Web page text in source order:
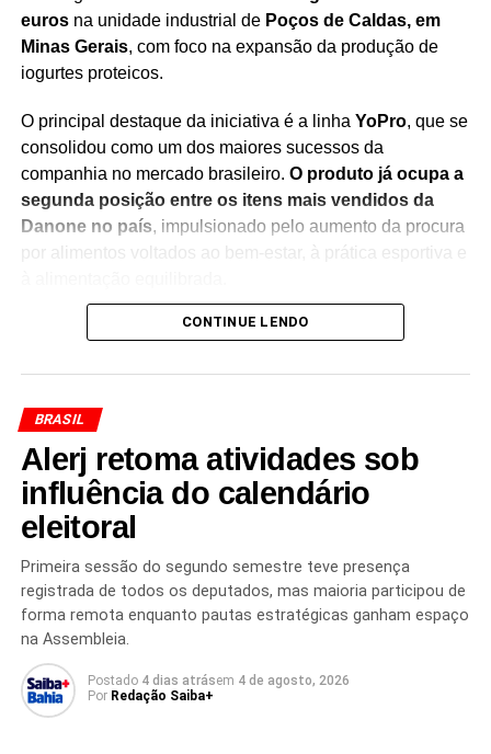
eurosna unidade industrial de Poços de Caldas, em
Minas Gerais, com foco na expansão da produção de
iogurtes proteicos.
O principal destaque da iniciativa é a linha YoPro, que se
consolidou como um dos maiores sucessos da
companhia no mercado brasileiro. O produto já ocupa a
segunda posição entre os itens mais vendidos da
Danone no país, impulsionado pelo aumento da procura
por alimentos voltados ao bem-estar, à prática esportiva e
Segundo o CEO da Danone Brasil,Tiago Santos
consumidores, que têm buscado cada vez mais produtos
com alto teor de proteína e benefícios nutricionais. A
expectativa da empresa é fortalecer sua presença no
segmento e ampliar sua participação em um mercado que
segue em expansão.
Além de aumentar a capacidade produtiva,
investimentos devem contribuir para o fortalecimento
da operação brasileira, considerada estratégica para os
planos de crescimento da multinacional. A meta é fazer
com que o desempenho da Danone no Brasil avance em
ritmo superior ao registrado pela matriz francesa nos
próximos anos.
CONTINUE LENDO
BRASIL
Alerj retoma atividades sob
influência do calendário
eleitoral
Primeira sessão do segundo semestre teve presença
registrada de todos os deputados, mas maioria participou de
forma remota enquanto pautas estratégicas ganham espaço
na Assembleia.
Postado 4 dias atrásem 4 de agosto, 2026
Por Redação Saiba+